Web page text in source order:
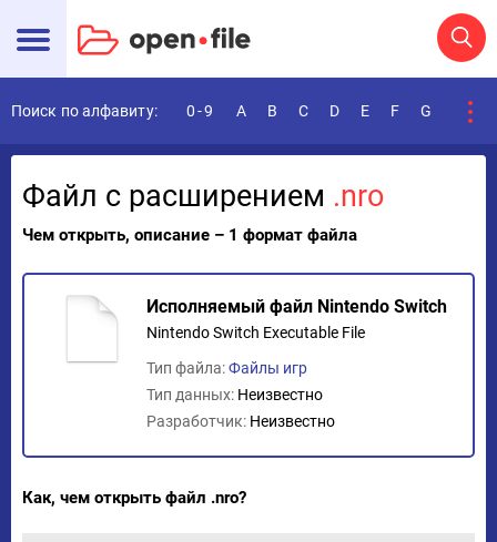
Поиск по алфавиту: 0-9 A B C D E F G
Файл с расширением .nro
Чем открыть, описание – 1 формат файла
Исполняемый файл Nintendo Switch
Nintendo Switch Executable File
Тип файла:Файлы игр
Тип данных: Неизвестно
Разработчик: Неизвестно
Как, чем открыть файл .nro?